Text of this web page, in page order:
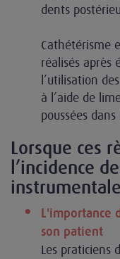
dents
Cathétérisme
réalisés après
l’utilisation
à l’aide de
poussées
Lorsque ces
l’incidence
L'importance
son patient
Les praticiens